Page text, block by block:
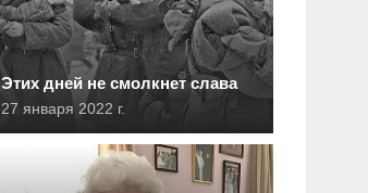
Этих дней не смолкнет слава
27 января 2022 г.